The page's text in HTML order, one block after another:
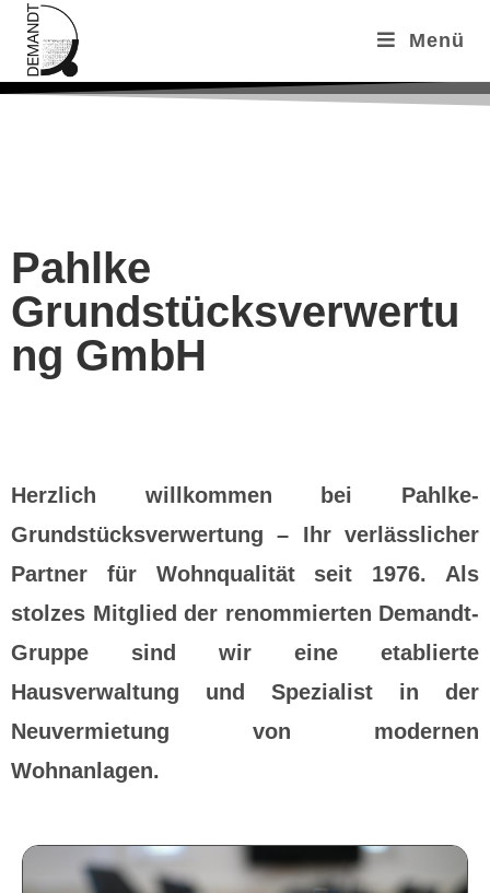
Menü
Pahlke
Grundstücksverwertu
ng GmbH
Herzlich willkommen bei Pahlke-
Grundstücksverwertung – Ihr verlässlicher
Partner für Wohnqualität seit 1976. Als
stolzes Mitglied der renommierten Demandt-
Gruppe sind wir eine etablierte
Hausverwaltung und Spezialist in der
Neuvermietung von modernen
Wohnanlagen.